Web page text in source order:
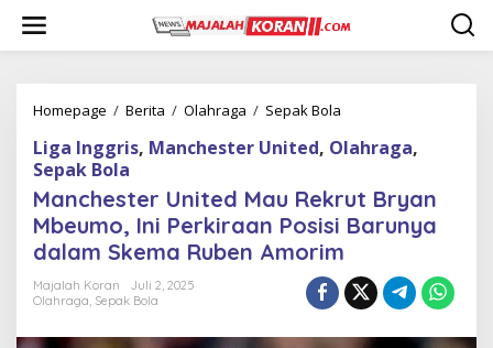
w
Homepage / Berita / Olahraga / Sepak Bola
n
e
s
t
r
U
Liga Inggris, Manchester United, Olahraga,
Sepak Bola
Manchester United Mau Rekrut Bryan
Mbeumo, Ini Perkiraan Posisi Barunya
dalam Skema Ruben Amorim
Majalah Koran
Juli 2, 2025
Olahraga, Sepak Bola